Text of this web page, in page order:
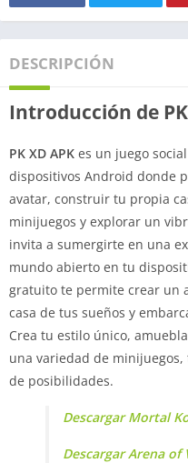
DESCRIPCIÓN
Introducción de PK
PK XD APK es un juego
dispositivos Android donde
avatar, construir tu propia
minijuegos y explorar un
invita a sumergirte en una
mundo abierto en tu
gratuito te permite crear un
casa de tus sueños y
Crea tu estilo único,
una variedad de
de posibilidades.
Descargar Mortal
Descargar Arena of